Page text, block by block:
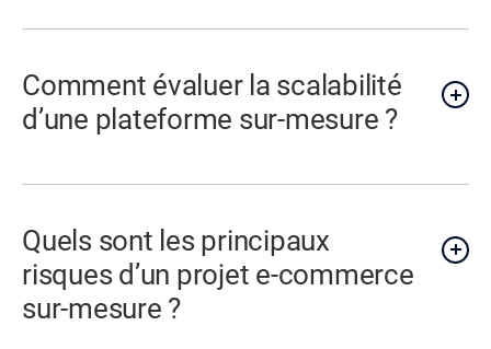
Comment évaluer la scalabilité
d’une plateforme sur-mesure ?
Quels sont les principaux
risques d’un projet e-commerce
sur-mesure ?